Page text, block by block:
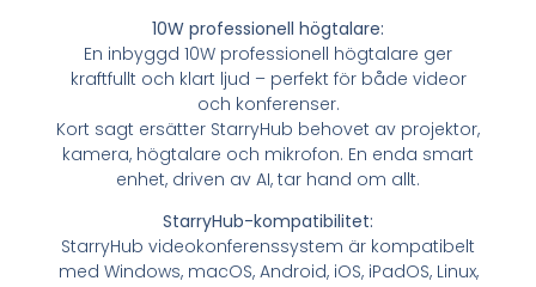
10W professionell högtalare:
En inbyggd 10W professionell högtalare ger
kraftfullt och klart ljud – perfekt för både videor
och konferenser.
Kort sagt ersätter StarryHub behovet av projektor,
kamera, högtalare och mikrofon. En enda smart
enhet, driven av AI, tar hand om allt.
StarryHub-kompatibilitet:
StarryHub videokonferenssystem är kompatibelt
med Windows, macOS, Android, iOS, iPadOS, Linux,